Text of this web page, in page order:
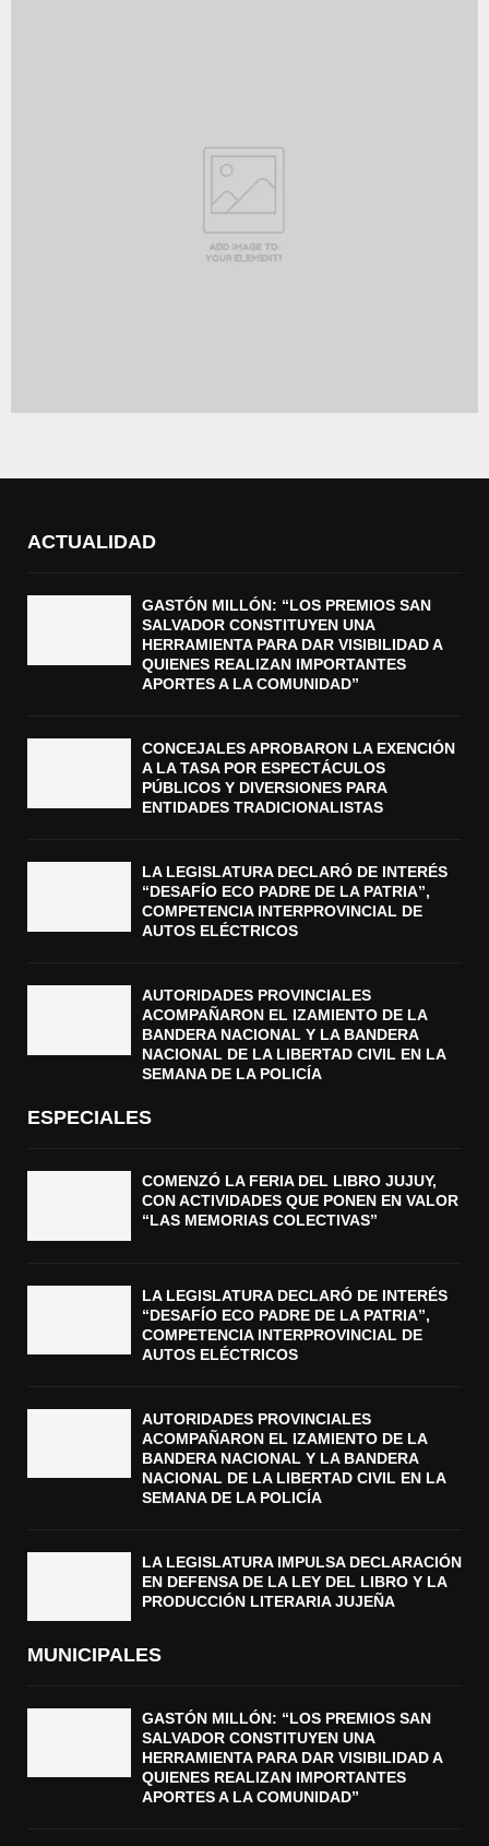
ACTUALIDAD
GASTÓN MILLÓN: “LOS PREMIOS SAN
SALVADOR CONSTITUYEN UNA
HERRAMIENTA PARA DAR VISIBILIDAD A
QUIENES REALIZAN IMPORTANTES
APORTES A LA COMUNIDAD”
CONCEJALES APROBARON LA EXENCIÓN
A LA TASA POR ESPECTÁCULOS
PÚBLICOS Y DIVERSIONES PARA
ENTIDADES TRADICIONALISTAS
LA LEGISLATURA DECLARÓ DE INTERÉS
“DESAFÍO ECO PADRE DE LA PATRIA”,
COMPETENCIA INTERPROVINCIAL DE
AUTOS ELÉCTRICOS
AUTORIDADES PROVINCIALES
ACOMPAÑARON EL IZAMIENTO DE LA
BANDERA NACIONAL Y LA BANDERA
NACIONAL DE LA LIBERTAD CIVIL EN LA
SEMANA DE LA POLICÍA
ESPECIALES
COMENZÓ LA FERIA DEL LIBRO JUJUY,
CON ACTIVIDADES QUE PONEN EN VALOR
“LAS MEMORIAS COLECTIVAS”
LA LEGISLATURA DECLARÓ DE INTERÉS
“DESAFÍO ECO PADRE DE LA PATRIA”,
COMPETENCIA INTERPROVINCIAL DE
AUTOS ELÉCTRICOS
AUTORIDADES PROVINCIALES
ACOMPAÑARON EL IZAMIENTO DE LA
BANDERA NACIONAL Y LA BANDERA
NACIONAL DE LA LIBERTAD CIVIL EN LA
SEMANA DE LA POLICÍA
LA LEGISLATURA IMPULSA DECLARACIÓN
EN DEFENSA DE LA LEY DEL LIBRO Y LA
PRODUCCIÓN LITERARIA JUJEÑA
MUNICIPALES
GASTÓN MILLÓN: “LOS PREMIOS SAN
SALVADOR CONSTITUYEN UNA
HERRAMIENTA PARA DAR VISIBILIDAD A
QUIENES REALIZAN IMPORTANTES
APORTES A LA COMUNIDAD”